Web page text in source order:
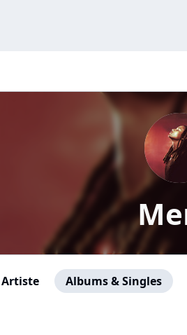
Artiste Albums & Singles